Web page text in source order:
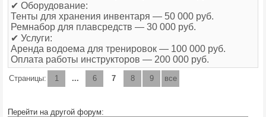
✔ Оборудование:
Тенты для хранения инвентаря — 50 000 руб.
Ремнабор для плавсредств — 30 000 руб.
✔ Услуги:
Аренда водоема для тренировок — 100 000 руб.
Оплата работы инструкторов — 200 000 руб.
Страницы: 1 ... 6 7 8 9 все
Перейти на другой форум: